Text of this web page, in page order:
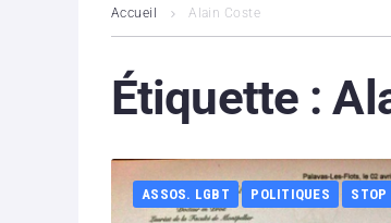
Accueil Alain Coste
Étiquette :
ASSOS. LGBT POLITIQUES STOP